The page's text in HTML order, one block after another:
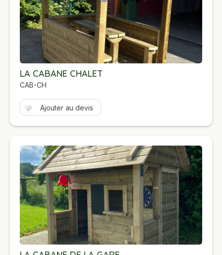
LA CABANE CHALET
CAB-CH
Ajouter au devis